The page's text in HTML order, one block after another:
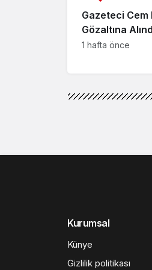
Gazeteci Cem
Gözaltına
1 hafta önce
geliri